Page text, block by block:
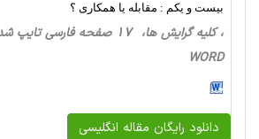
بیست و یکم : مقابله یا همکاری ؟
WORD
دانلود رایگان مقاله انگلیسی